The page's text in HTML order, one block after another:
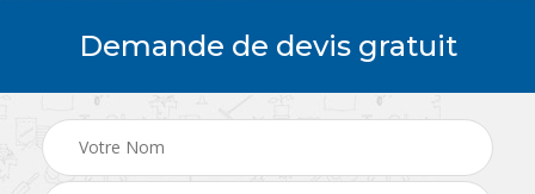
Demande de devis gratuit